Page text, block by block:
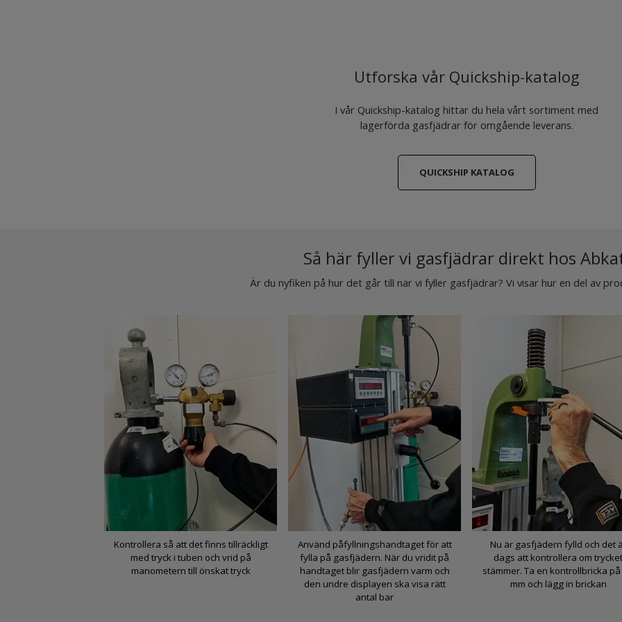
Utforska vår Quickship-katalog
I vår Quickship-katalog hittar du hela vårt sortiment med
lagerförda gasfjädrar för omgående leverans.
QUICKSHIP KATALOG
Så här fyller vi gasfjädrar direkt hos
Är du nyfiken på hur det går till när vi fyller gasfjädrar? Vi visar hur en del av
Kontrollera så att det finns tillräckligt
med tryck i tuben och vrid på
manometern till önskat tryck
Använd påfyllningshandtaget för att
fylla på gasfjädern. När du vridit på
handtaget blir gasfjädern varm och
den undre displayen ska visa rätt
antal bar
Nu är gasfjädern fylld och det
dags att kontrollera om trycket
stämmer. Ta en kontrollbricka
mm och lägg in brickan